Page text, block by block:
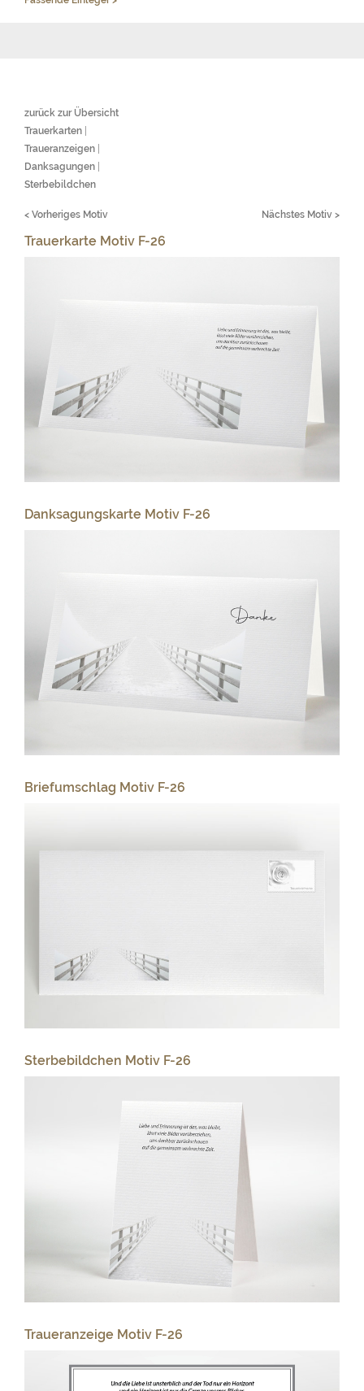
zurück zur Übersicht
Trauerkarten
Traueranzeigen
Danksagungen
Sterbebildchen
< Vorheriges Motiv Nächstes Motiv >
Trauerkarte Motiv F-26
Danksagungskarte Motiv F-26
Briefumschlag Motiv F-26
Sterbebildchen Motiv F-26
Traueranzeige Motiv F-26